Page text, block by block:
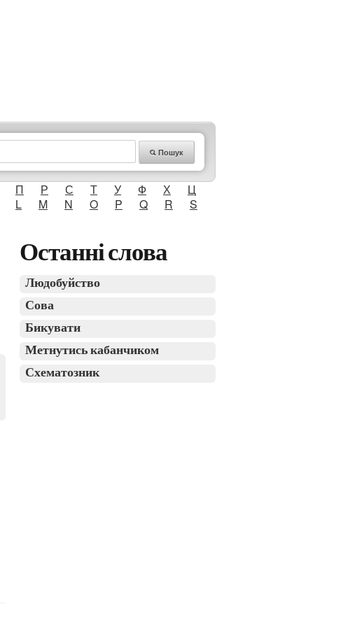
Пошук
П Р С Т У Ф Х
Ц
L M N O P Q R
S
Останні слова
Людобуйство
Сова
Бикувати
Метнутись кабанчиком
Схематозник